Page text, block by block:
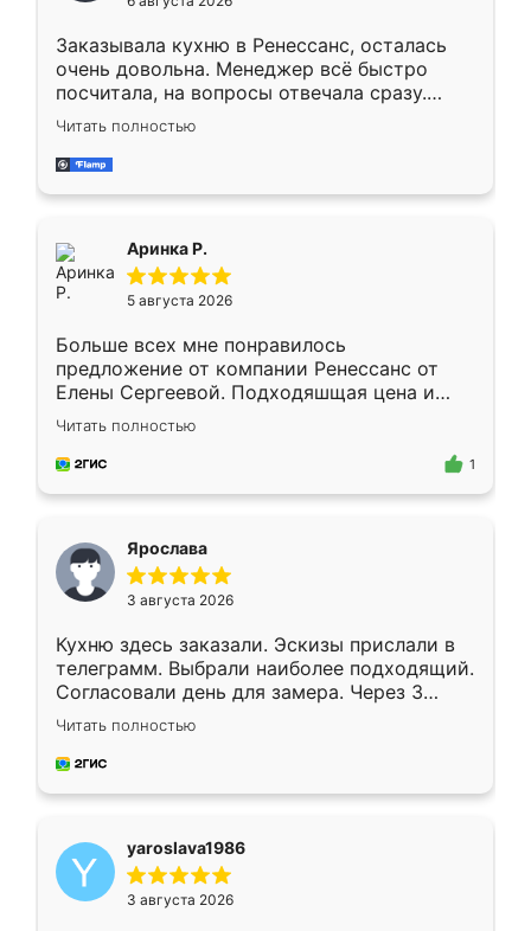
мебели буду заказывать только здесь.
Заказывала кухню в Ренессанс, осталась
очень довольна. Менеджер всё быстро
посчитала, на вопросы отвечала сразу.
Замерщик приехал в субботу, подошёл к
делу со всей ответственностью. Собрали
за день, ребята работали аккуратно, даже
Читать полностью
Аринка Р.
5 августа 2026
Больше всех мне понравилось
предложение от компании Ренессанс от
Елены Сергеевой. Подходяшщая цена и
короткие сроки изготовления. Приехавший
для замера сотрудник Владислав
предложил по моему эскизу самый
Читать полностью
1
Ярослава
3 августа 2026
Кухню здесь заказали. Эскизы прислали в
телеграмм. Выбрали наиболее подходящий.
Согласовали день для замера. Через 3
недели кухня была уже готова. Остались
довольны работой. Спасибо Ренессанс
мебель за качественную работу!
Читать полностью
yaroslava1986
3 августа 2026